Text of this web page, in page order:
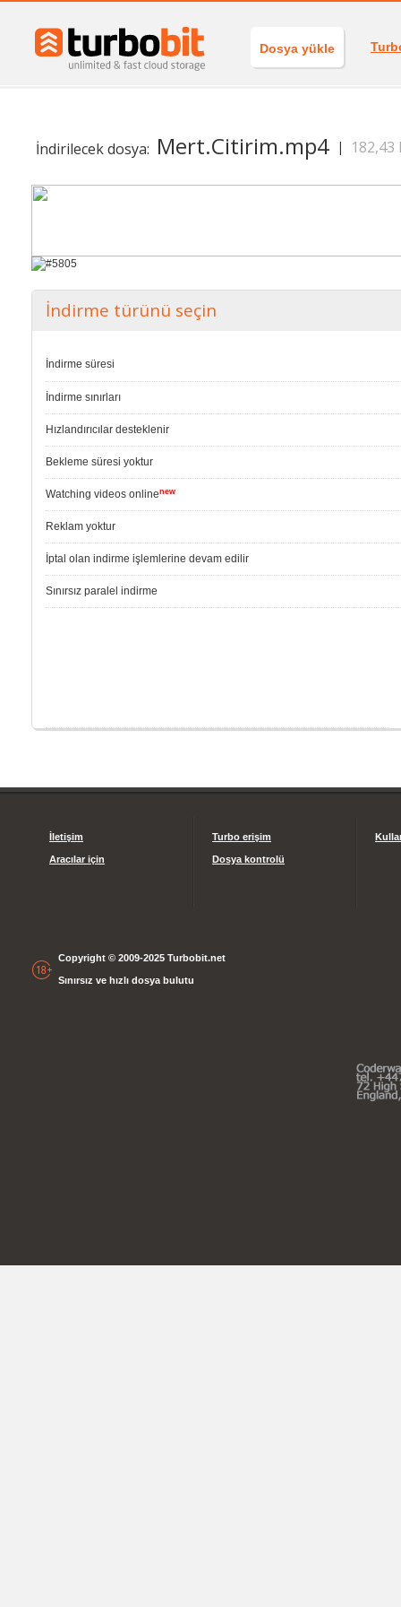
Dosya yükle
İndirilecek dosya: Mert.Citirim.mp4 | 182,43
İndirme türünü seçin
İndirme süresi
İndirme sınırları
Hızlandırıcılar desteklenir
Bekleme süresi yoktur
Watching videos onlinenew
Reklam yoktur
İptal olan indirme işlemlerine devam edilir
Sınırsız paralel indirme
İletişim
Aracılar için
Turbo erişim
Dosya kontrolü
Copyright © 2009-2025 Turbobit.net
Sınırsız ve hızlı dosya bulutu